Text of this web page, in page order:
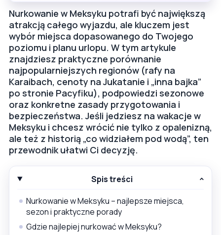
Nurkowanie w Meksyku potrafi być największą
atrakcją całego wyjazdu, ale kluczem jest
wybór miejsca dopasowanego do Twojego
poziomu i planu urlopu. W tym artykule
znajdziesz praktyczne porównanie
najpopularniejszych regionów (rafy na
Karaibach, cenoty na Jukatanie i „inna bajka”
po stronie Pacyfiku), podpowiedzi sezonowe
oraz konkretne zasady przygotowania i
bezpieczeństwa. Jeśli jedziesz na wakacje w
Meksyku i chcesz wrócić nie tylko z opalenizną,
ale też z historią „co widziałem pod wodą”, ten
przewodnik ułatwi Ci decyzję.
Spis treści
Nurkowanie w Meksyku – najlepsze miejsca,
sezon i praktyczne porady
Gdzie najlepiej nurkować w Meksyku?